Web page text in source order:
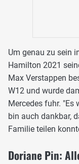
Um genau zu sein
Hamilton 2021
Max Verstappen
W12 und wurde
Mercedes fuhr. "Es
bin auch dankbar,
Familie teilen
Doriane Pin: